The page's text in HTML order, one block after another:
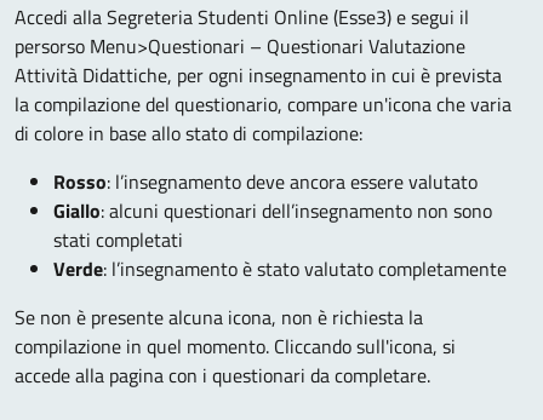
Accedi alla Segreteria Studenti Online (Esse3) e segui il
persorso Menu>Questionari – Questionari Valutazione
Attività Didattiche, per ogni insegnamento in cui è prevista
la compilazione del questionario, compare un'icona che varia
di colore in base allo stato di compilazione:
Rosso: l’insegnamento deve ancora essere valutato
Giallo: alcuni questionari dell’insegnamento non sono
stati completati
Verde: l’insegnamento è stato valutato completamente
Se non è presente alcuna icona, non è richiesta la
compilazione in quel momento. Cliccando sull'icona, si
accede alla pagina con i questionari da completare.